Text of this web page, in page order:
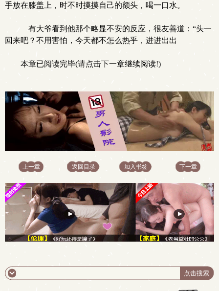
手放在膝盖上，时不时摸摸自己的额头，喝一口水。
有大爷看到他那个略显不安的反应，很友善道：“头一
回来吧？不用害怕，今天都不怎么热乎，进进出出
本章已阅读完毕(请点击下一章继续阅读!)
上一章 返回目录 加入书签 下一章